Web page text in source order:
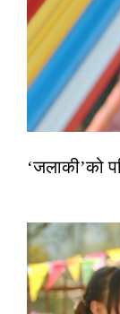
‘जलाकी’को